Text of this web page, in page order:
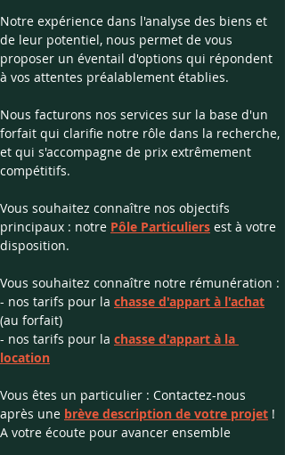
Notre expérience dans l'analyse des biens et
de leur potentiel, nous permet de vous
proposer un éventail d'options qui répondent
à vos attentes préalablement établies.
Nous facturons nos services sur la base d'un
forfait qui clarifie notre rôle dans la recherche,
et qui s'accompagne de prix extrêmement
compétitifs.
Vous souhaitez connaître nos objectifs
principaux : notre Pôle Particuliers est à votre
disposition.
Vous souhaitez connaître notre rémunération :
- nos tarifs pour la chasse d'appart à l'achat
(au forfait)
- nos tarifs pour la chasse d'appart à la
location
Vous êtes un particulier : Contactez-nous
après une brève description de votre projet !
​A votre écoute pour avancer ensemble